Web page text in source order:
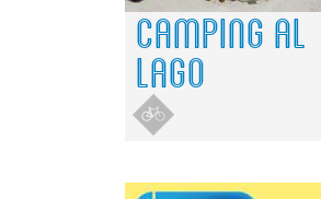
CAMPING AL
LAGO